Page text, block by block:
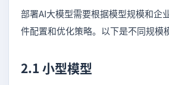
部署AI大模型需要根据模型规模和企
件配置和优化策略。以下是不同规模
2.1 小型模型